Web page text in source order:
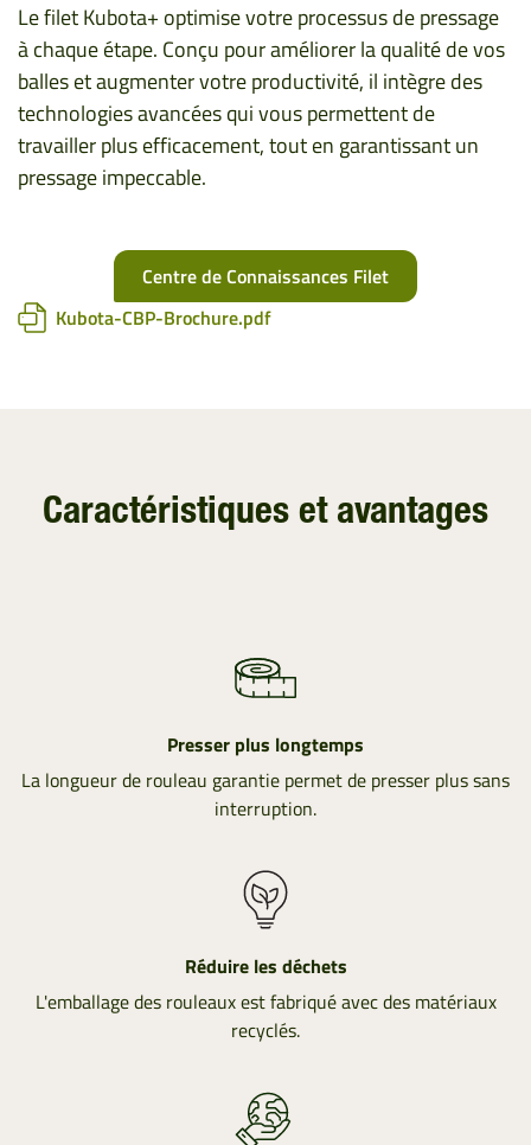
Le filet Kubota+ optimise votre processus de pressage
à chaque étape. Conçu pour améliorer la qualité de vos
balles et augmenter votre productivité, il intègre des
technologies avancées qui vous permettent de
travailler plus efficacement, tout en garantissant un
pressage impeccable.
Centre de Connaissances Filet
Kubota-CBP-Brochure.pdf
Caractéristiques et avantages
Presser plus longtemps
La longueur de rouleau garantie permet de presser plus sans
interruption.
Réduire les déchets
L'emballage des rouleaux est fabriqué avec des matériaux
recyclés.